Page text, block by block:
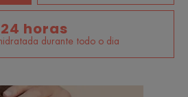
24 horas
durante todo o dia